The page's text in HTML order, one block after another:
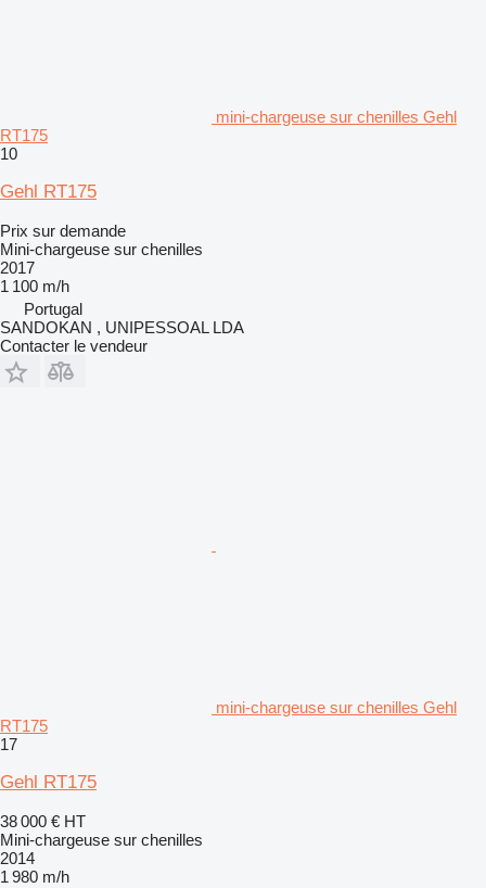
mini-chargeuse sur chenilles Gehl
RT175
10
Gehl RT175
Prix sur demande
Mini-chargeuse sur chenilles
2017
1 100 m/h
Portugal
SANDOKAN , UNIPESSOAL LDA
Contacter le vendeur
mini-chargeuse sur chenilles Gehl
RT175
17
Gehl RT175
38 000 € HT
Mini-chargeuse sur chenilles
2014
1 980 m/h